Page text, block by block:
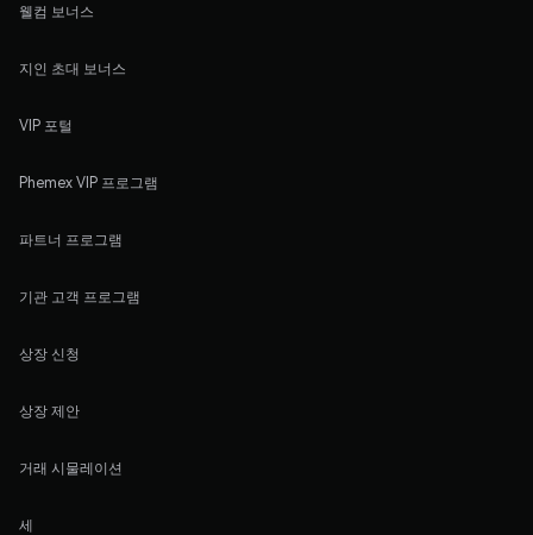
웰컴 보너스
지인 초대 보너스
VIP 포털
Phemex VIP 프로그램
파트너 프로그램
기관 고객 프로그램
상장 신청
상장 제안
거래 시물레이션
세